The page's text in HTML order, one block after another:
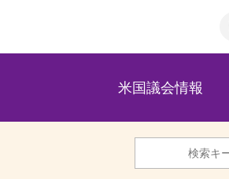
米国議会情報